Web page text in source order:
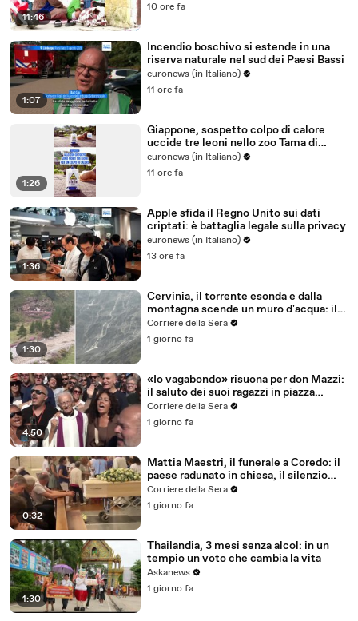
11:46
10 ore fa
1:07
Incendio boschivo si estende in una
riserva naturale nel sud dei Paesi Bassi
euronews (in Italiano)
11 ore fa
1:26
Giappone, sospetto colpo di calore
uccide tre leoni nello zoo Tama di
Tokyo
euronews (in Italiano)
11 ore fa
1:36
Apple sfida il Regno Unito sui dati
criptati: è battaglia legale sulla privacy
euronews (in Italiano)
13 ore fa
1:30
Cervinia, il torrente esonda e dalla
montagna scende un muro d'acqua: il
video del nubifragio
Corriere della Sera
1 giorno fa
4:50
«Io vagabondo» risuona per don Mazzi:
il saluto dei suoi ragazzi in piazza
Sant'Ambrogio
Corriere della Sera
1 giorno fa
0:32
Mattia Maestri, il funerale a Coredo: il
paese radunato in chiesa, il silenzio
della famiglia, gli abbracci
Corriere della Sera
1 giorno fa
1:30
Thailandia, 3 mesi senza alcol: in un
tempio un voto che cambia la vita
Askanews
1 giorno fa